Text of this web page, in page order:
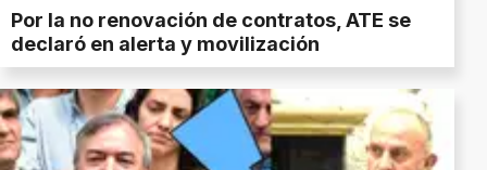
Por la no renovación de contratos, ATE se
declaró en alerta y movilización